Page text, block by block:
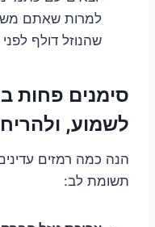
למרות שאתם
שהנוזל דולף
סימנים פחות
לשמוע,
הנה כמה רמזים
תשומת לב: